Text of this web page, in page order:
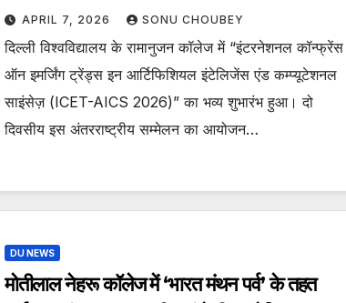
APRIL 7, 2026 SONU CHOUBEY
दिल्ली विश्वविद्यालय के रामानुजन कॉलेज में “इंटरनेशनल कॉन्फ्रेंस
ऑन इमर्जिंग ट्रेंड्स इन आर्टिफिशियल इंटेलिजेंस एंड कम्प्यूटेशनल
साइंसेज़ (ICET-AICS 2026)” का भव्य शुभारंभ हुआ। दो
दिवसीय इस अंतरराष्ट्रीय सम्मेलन का आयोजन…
DU NEWS
मोतीलाल नेहरू कॉलेज में ‘भारत मंथन पर्व’ के तहत